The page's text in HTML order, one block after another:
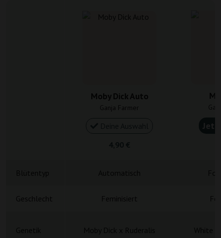
Moby Dick Auto
Ganja Farmer
Geschlecht Feminisiert